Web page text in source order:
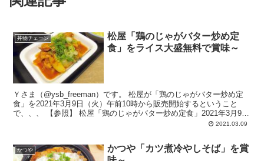
丼物チェーン
松屋「鶏のじゃがバター炒め定
食」をライス大盛無料で賞味～
Ｙさま（@ysb_freeman）です。 松屋が「鶏のじゃがバター炒め定
食」を2021年3月9日（火）午前10時から販売開始するということ
で、、、 【参照】 松屋「鶏のじゃがバター炒め定食」2021年3月9日
2021.03.09
かつや
かつや「カツ煮冷やしそば」を賞